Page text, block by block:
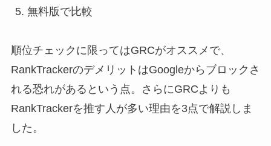
無料版で比較
順位チェックに限ってはGRCがオススメで、
RankTrackerのデメリットはGoogleからブロックさ
れる恐れがあるという点。さらにGRCよりも
RankTrackerを推す人が多い理由を3点で解説しま
した。